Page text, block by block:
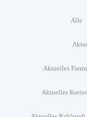
Alle
Aktuelles
Aktuelles